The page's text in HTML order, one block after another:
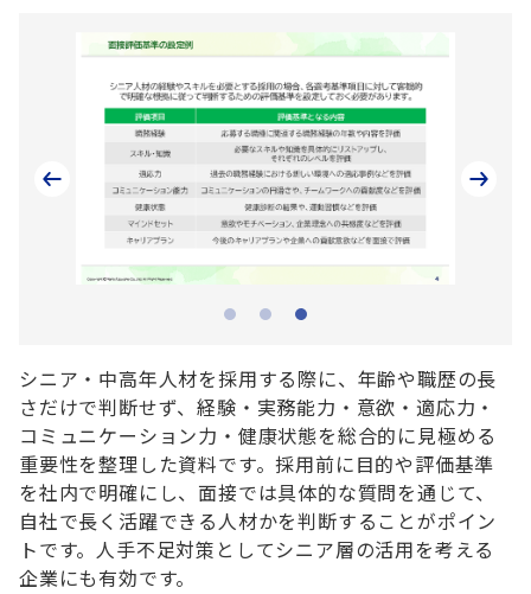
シニア・中高年人材を採用する際に、年齢や職歴の長
さだけで判断せず、経験・実務能力・意欲・適応力・
コミュニケーション力・健康状態を総合的に見極める
重要性を整理した資料です。採用前に目的や評価基準
を社内で明確にし、面接では具体的な質問を通じて、
自社で長く活躍できる人材かを判断することがポイン
トです。人手不足対策としてシニア層の活用を考える
企業にも有効です。